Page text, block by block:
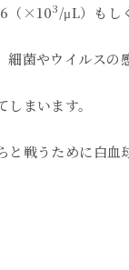
（×103/μL）もし
菌やウイルスの
まいます。
戦うために白